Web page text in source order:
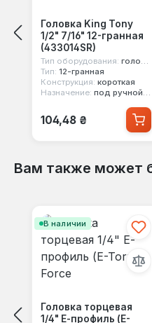
Головка King Tony
1/2" 7/16" 12-гранная
(433014SR)
Тип оборудования: головка стандартная
Тип: 12-гранная
Конструкция: короткая
Назначение: под ручной инструмент
Обычная цена:
104,48 ₴
Вам также может
В наличии
Головка торцевая
1/4" Е-профиль (E-